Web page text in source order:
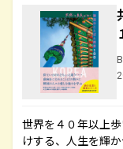
世界を４０年以上
けする、人生を輝